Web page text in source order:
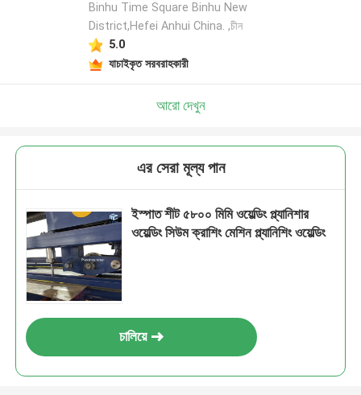
Binhu Time Square Binhu New
District,Hefei Anhui China. ,চীন
5.0
যাচাইকৃত সরবরাহকারী
আরো দেখুন
এর সেরা মূল্য পান
ইস্পাত শীট ৫৮০০ মিমি ওয়েল্ডিং প্ল্যানিশার
ওয়েল্ডিং সিউম ক্রাশিং মেশিন প্ল্যানিশিং ওয়েল্ডিং
চালিয়ে